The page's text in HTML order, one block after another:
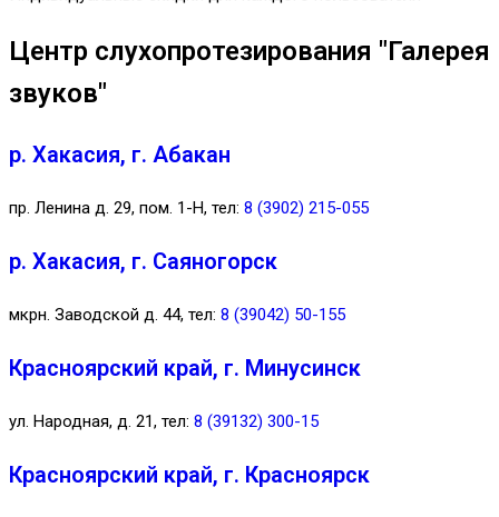
Центр слухопротезирования "Галерея
звуков"
р. Хакасия, г. Абакан
пр. Ленина д. 29, пом. 1-Н, тел: 8 (3902) 215-055
р. Хакасия, г. Саяногорск
мкрн. Заводской д. 44, тел: 8 (39042) 50-155
Красноярский край, г. Минусинск
ул. Народная, д. 21, тел: 8 (39132) 300-15
Красноярский край, г. Красноярск